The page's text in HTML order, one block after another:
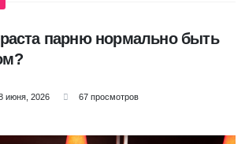
парню нормально быть
июня, 2026 67 просмотров